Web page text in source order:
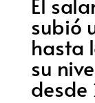
subió
hasta
su